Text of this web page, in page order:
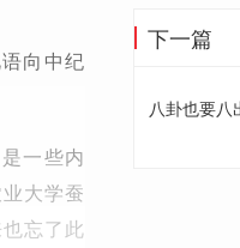
向中纪
一些内
大学蚕
忘了此
下一篇
八卦也要八